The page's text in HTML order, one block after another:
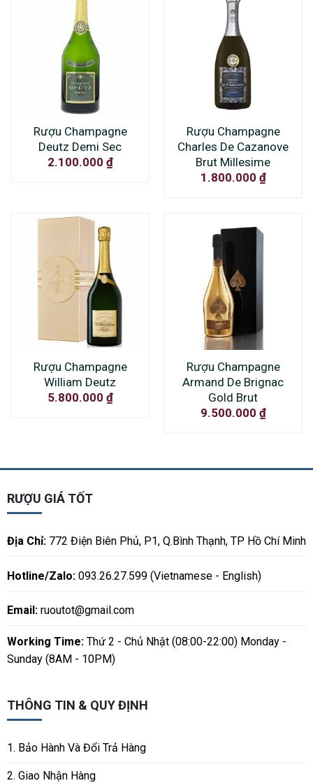
Rượu Champagne
Deutz Demi Sec
2.100.000 ₫
Rượu Champagne
Charles De Cazanove
Brut Millesime
1.800.000 ₫
Rượu Champagne
William Deutz
5.800.000 ₫
Rượu Champagne
Armand De Brignac
Gold Brut
9.500.000 ₫
RƯỢU GIÁ TỐT
Địa Chỉ:772 Điện Biên Phủ, P1, Q.Bình Thạnh, TP Hồ Chí Minh
Hotline/Zalo:093.26.27.599 (Vietnamese - English)
Email: ruoutot@gmail.com
Working Time:Thứ 2 - Chủ Nhật (08:00-22:00) Monday -
Sunday (8AM - 10PM)
THÔNG TIN & QUY ĐỊNH
1. Bảo Hành Và Đổi Trả Hàng
2. Giao Nhận Hàng